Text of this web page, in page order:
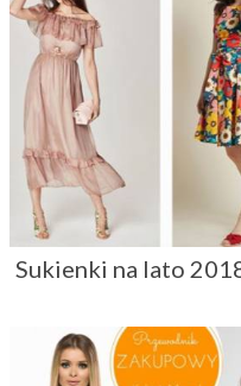
Sukienki na lato